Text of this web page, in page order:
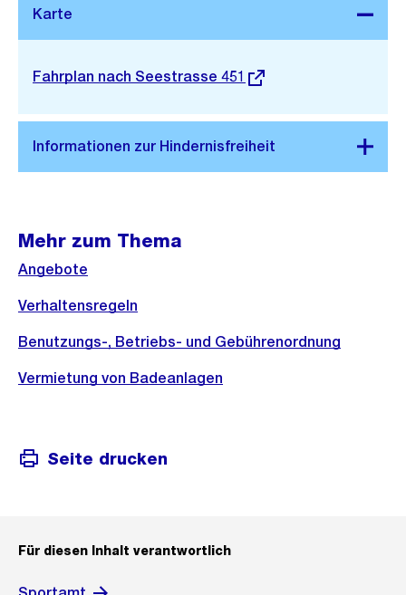
Stadtplan 3D
Externer
Fahrplan nach Seestrasse 451
Mehr zum Thema
Angebote
Verhaltensregeln
Benutzungs-, Betriebs- und Gebührenordnung
Vermietung von Badeanlagen
Seite drucken
Für diesen Inhalt verantwortlich